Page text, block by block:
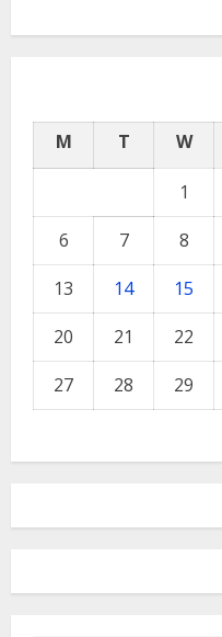
M T W
1
6
7 8
13
14 15
20
21 22
27
28 29